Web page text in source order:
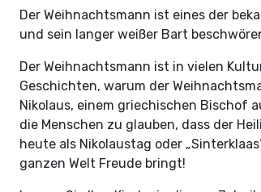
Der Weihnachtsmann ist eines der
und sein langer weißer Bart
Der Weihnachtsmann ist in vielen
Geschichten, warum der
Nikolaus, einem griechischen Bischof
die Menschen zu glauben, dass der
heute als Nikolaustag oder
ganzen Welt Freude bringt!